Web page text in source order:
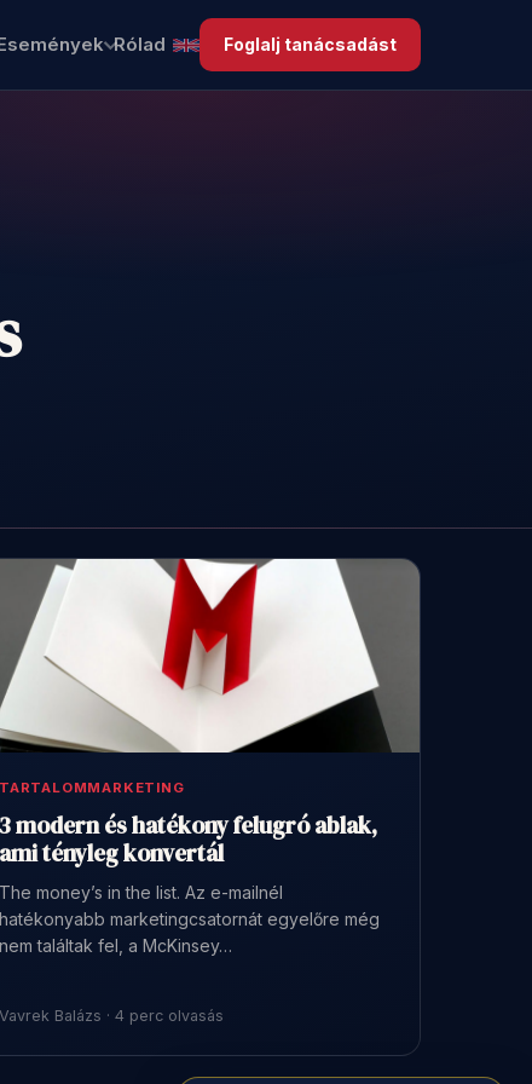
Rólad Foglalj tanácsadást
TARTALOMMARKETING
3 modern és hatékony felugró ablak,
ami tényleg konvertál
The money’s in the list. Az e-mailnél
hatékonyabb marketingcsatornát egyelőre még
nem találtak fel, a McKinsey…
Vavrek Balázs · 4 perc olvasás